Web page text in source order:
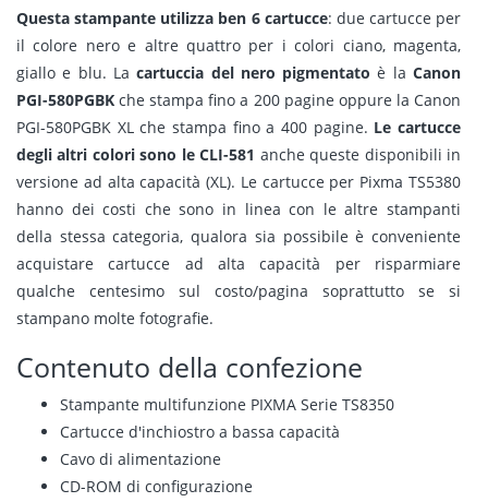
Questa stampante utilizza ben 6 cartucce: due cartucce per
il colore nero e altre quattro per i colori ciano, magenta,
giallo e blu. Lacartuccia del nero pigmentato è laCanon
PGI-580PGBK che stampa fino a 200 pagine oppure la Canon
PGI-580PGBK XL che stampa fino a 400 pagine. Le cartucce
degli altri colori sono le CLI-581 anche queste disponibili in
versione ad alta capacità (XL). Le cartucce per Pixma TS5380
hanno dei costi che sono in linea con le altre stampanti
della stessa categoria, qualora sia possibile è conveniente
acquistare cartucce ad alta capacità per risparmiare
qualche centesimo sul costo/pagina soprattutto se si
stampano molte fotografie.
Contenuto della confezione
Stampante multifunzione PIXMA Serie TS8350
Cartucce d'inchiostro a bassa capacità
Cavo di alimentazione
CD-ROM di configurazione